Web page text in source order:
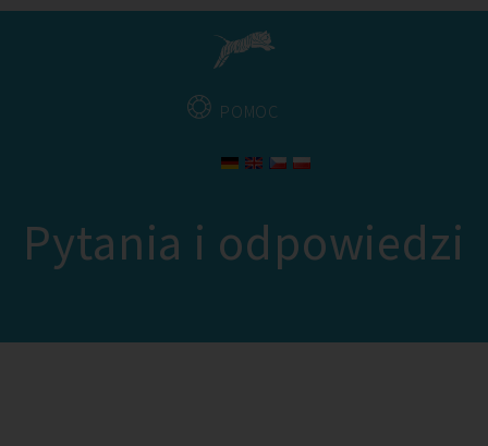
POMOC
Pytania i odpowiedzi